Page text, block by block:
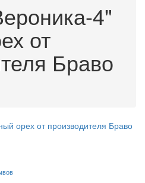
4"
от
Браво